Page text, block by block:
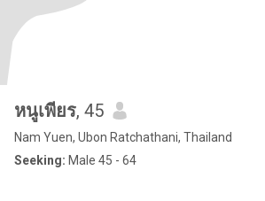
หนูเพียร, 45
Nam Yuen, Ubon Ratchathani, Thailand
Seeking: Male 45 - 64